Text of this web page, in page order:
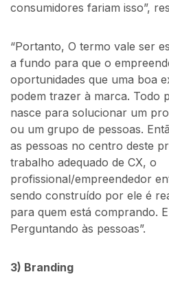
consumidores fariam isso”,
“Portanto, O termo vale ser
a fundo para que o
oportunidades que uma boa
podem trazer à marca. Todo
nasce para solucionar um
ou um grupo de pessoas.
as pessoas no centro deste
trabalho adequado de CX, o
profissional/empreendedor
sendo construído por ele é
para quem está comprando.
Perguntando às pessoas”.
3) Branding